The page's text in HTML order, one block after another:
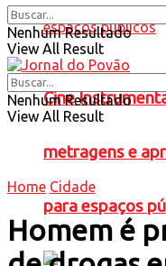
Cine
metragens e
para espaços
Nenhum Resultado
View All Result
Nenhum Resultado
View All Result
Home Cidade
Homem é